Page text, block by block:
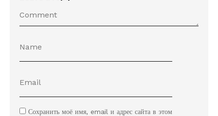
Сохранить моё имя, email и адрес сайта в этом